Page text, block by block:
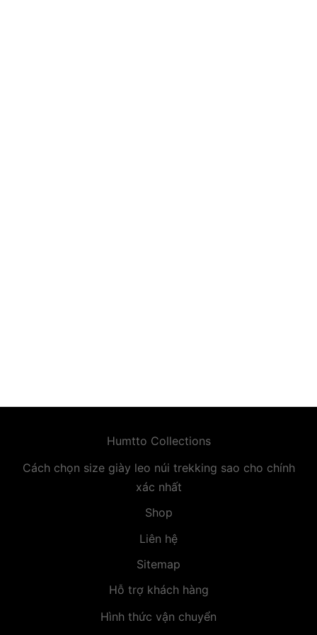
Humtto Collections
Cách chọn size giày leo núi trekking sao cho chính
xác nhất
Shop
Liên hệ
Sitemap
Hỗ trợ khách hàng
Hình thức vận chuyển